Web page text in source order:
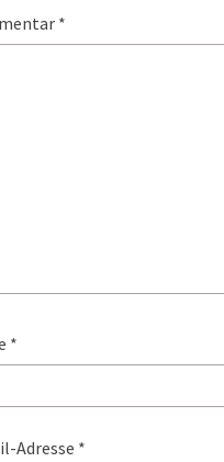
*
*
Adresse *